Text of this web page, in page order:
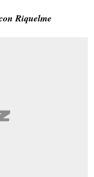
Riquelme